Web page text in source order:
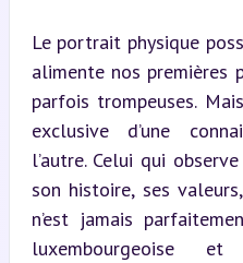
Le portrait physique
alimente nos premières
parfois trompeuses.
exclusive d’une
l’autre. Celui qui
son histoire, ses
n’est jamais
luxembourgeoise